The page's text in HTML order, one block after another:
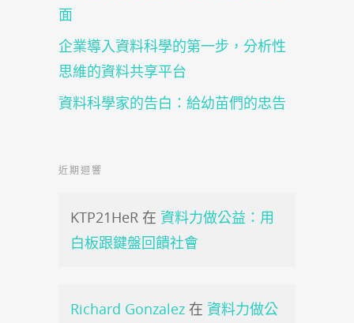
面
企業導入資料科學的第一步，分析性
思維的資料共享平台
資料科學家的告白：給幼苗們的忠告
近期迴響
KTP21HeR 在 資料力做公益：用
白板跟鍵盤回饋社會
Richard Gonzalez 在 資料力做公